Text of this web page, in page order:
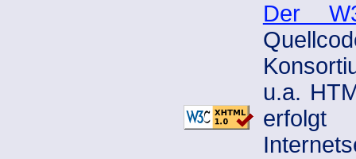
Der
u.a.